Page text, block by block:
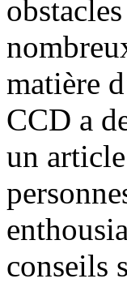
matière
CCD a
un
conseils